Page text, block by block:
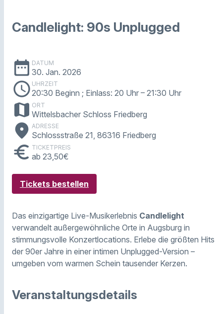
Candlelight: 90s Unplugged
date_range DATUM
30. Jan. 2026
schedule UHRZEIT
20:30 Beginn ; Einlass: 20 Uhr – 21:30 Uhr
map ORT
Wittelsbacher Schloss Friedberg
place ADRESSE
Schlossstraße 21, 86316 Friedberg
euro TICKETPREIS
ab 23,50€
Tickets bestellen
Das einzigartige Live-Musikerlebnis Candlelight
verwandelt außergewöhnliche Orte in Augsburg in
stimmungsvolle Konzertlocations. Erlebe die größten Hits
der 90er Jahre in einer intimen Unplugged-Version –
umgeben vom warmen Schein tausender Kerzen.
Veranstaltungsdetails